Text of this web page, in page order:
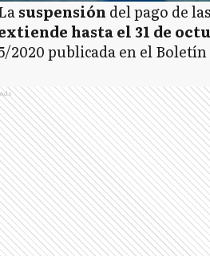
suspensión del pago de
hasta el 31 de
2020 publicada en el
Ads